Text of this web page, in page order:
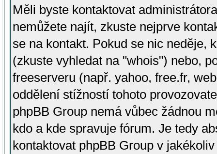
Měli byste kontaktovat
nemůžete najít, zkuste nejprve
se na kontakt. Pokud se nic neděje,
(zkuste vyhledat na "whois") nebo,
freeserveru (např. yahoo, free.fr,
oddělení stížností tohoto
phpBB Group nemá vůbec žádnou
kdo a kde spravuje fórum. Je tedy
kontaktovat phpBB Group v